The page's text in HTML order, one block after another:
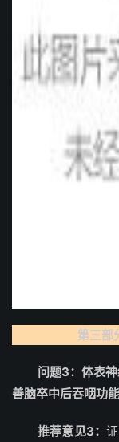
第三部
问题3：体表
善脑卒中后吞咽功能
推荐意见3：